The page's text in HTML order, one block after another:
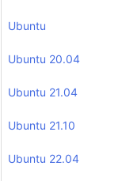
Ubuntu
Ubuntu 20.04
Ubuntu 21.04
Ubuntu 21.10
Ubuntu 22.04